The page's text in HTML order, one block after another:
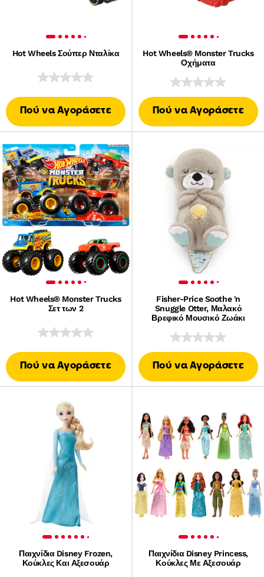
Hot Wheels Σούπερ Νταλίκα
Πού να Αγοράσετε
Hot Wheels® Monster Trucks
Οχήματα
Πού να Αγοράσετε
Hot Wheels® Monster Trucks
Σετ των 2
Πού να Αγοράσετε
Fisher-Price Soothe 'n
Snuggle Otter, Μαλακό
Βρεφικό Μουσικό Ζωάκι
Πού να Αγοράσετε
Παιχνίδια Disney Frozen,
Κούκλες Και Αξεσουάρ
Παιχνίδια Disney Princess,
Κούκλες Με Αξεσουάρ